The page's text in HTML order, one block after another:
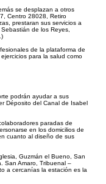
se desplazan a otros
Centro 28028, Retiro
prestaran sus servicios a
de los Reyes,
de la plataforma de
para la salud como
podrán ayudar a sus
Déposito del Canal de Isabel
paradas de
en los domicilios de
cuanto al diseño de sus
Guzmán el Bueno, San
San Amaro, Tribuenal –
a cercanías la estación es la